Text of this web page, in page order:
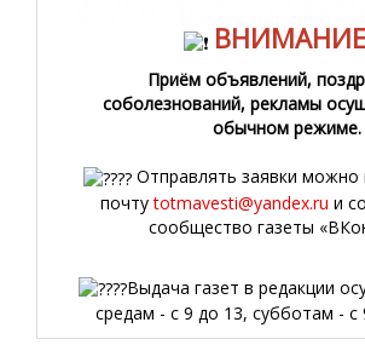
ВНИМАНИЕ
Приём объявлений,
соболезнований, рекламы
обычном режиме.
Отправлять заявки можно
почтуtotmavesti@yandex.ru и
сообщество газеты
Выдача газет в редакции
средам - с 9 до 13, субботам - с